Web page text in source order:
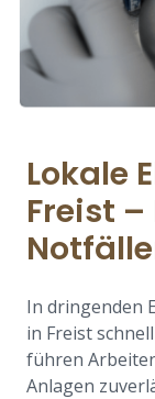
Lokale
Freist
In dringenden
in Freist
führen
Anlagen